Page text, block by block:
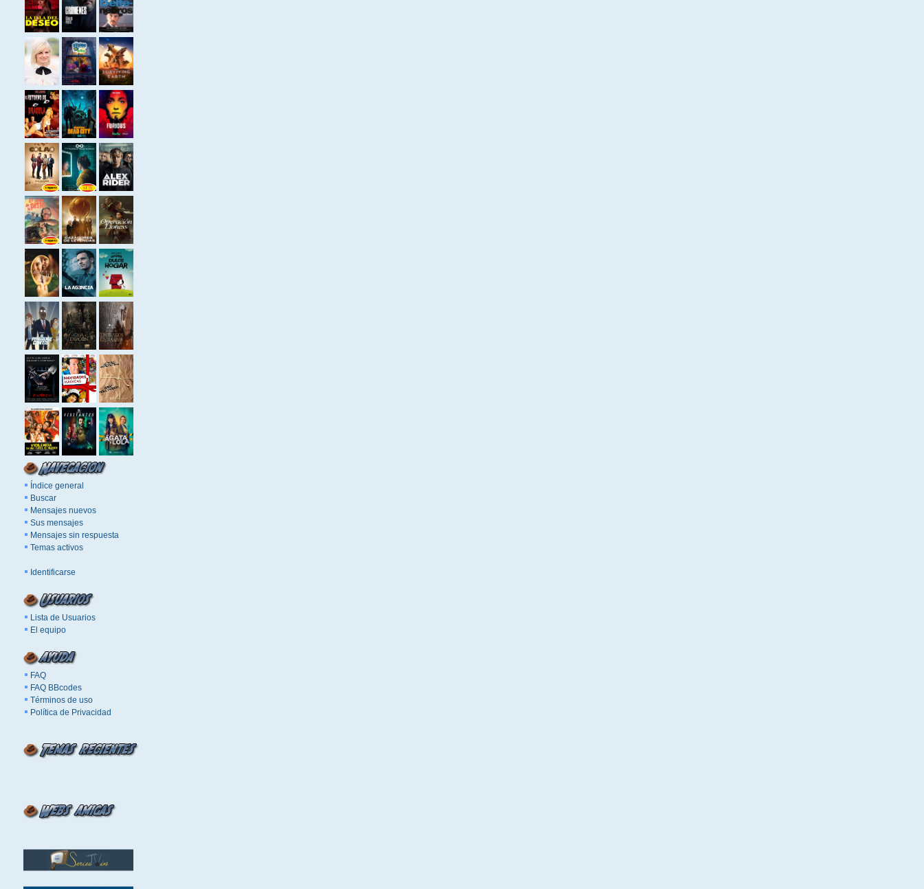
Índice general
Buscar
Mensajes nuevos
Sus mensajes
Mensajes sin respuesta
Temas activos
Identificarse
Lista de Usuarios
El equipo
FAQ
FAQ BBcodes
Términos de uso
Política de Privacidad